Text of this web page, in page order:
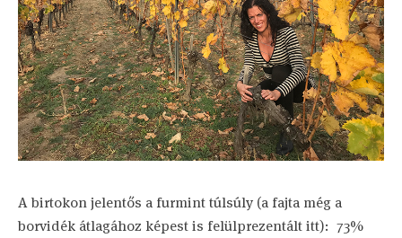
A birtokon jelentős a furmint túlsúly (a fajta még a
borvidék átlagához képest is felülprezentált itt): 73%